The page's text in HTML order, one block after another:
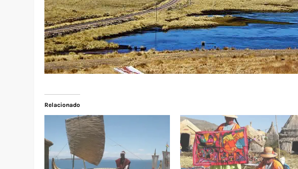
Relacionado